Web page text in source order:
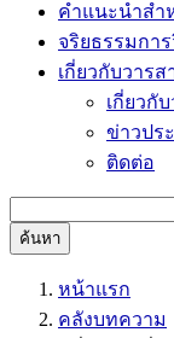
คำแนะนำสำ
จริยธรรมการ
เกี่ยวกับวารส
เกี่ยวกั
ข่าวปร
ติดต่อ
ค้นหา
หน้าแรก
คลังบทความ